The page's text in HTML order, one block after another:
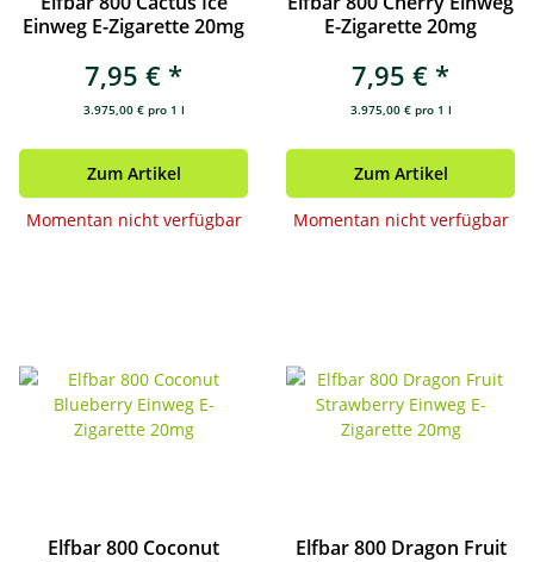
Einweg E-Zigarette 20mg
7,95 € *
3.975,00 € pro 1 l
Zum Artikel
Momentan nicht verfügbar
E-Zigarette 20mg
7,95 € *
3.975,00 € pro 1 l
Zum Artikel
Momentan nicht verfügbar
Elfbar 800 Coconut
Elfbar 800 Dragon Fruit